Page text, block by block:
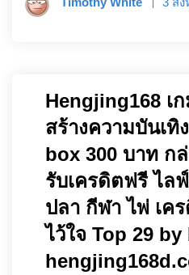
Hengjing168 เ
สร้างความบันเ
box 300 บาท กล่
รับเครดิตฟรี ไล
ปลา กีฬา ไพ่ เค
ไว้ใจ Top 29